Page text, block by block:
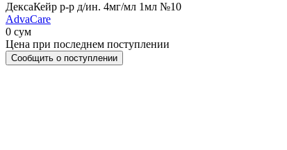
ДексаКейр р-р д/ин. 4мг/мл 1мл №10
AdvaCare
0 сум
Цена при последнем поступлении
Сообщить о поступлении